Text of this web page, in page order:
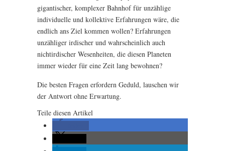
gigantischer, komplexer Bahnhof für unzählige
individuelle und kollektive Erfahrungen wäre, die
endlich ans Ziel kommen wollen? Erfahrungen
unzähliger irdischer und wahrscheinlich auch
nichtirdischer Wesenheiten, die diesen Planeten
immer wieder für eine Zeit lang bewohnen?
Die besten Fragen erfordern Geduld, lauschen wir
der Antwort ohne Erwartung.
Teile diesen Artikel